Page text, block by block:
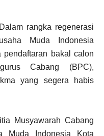
rangka regenerasi
Muda Indonesia
pendaftaran bakal calon
Cabang (BPC),
yang segera habis
Musyawarah Cabang
Muda Indonesia Kota